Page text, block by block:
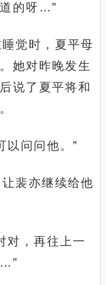
的呀…”
睡觉时，夏平母
她对昨晚发生
说了夏平将和
以问问他。”
裴亦继续给他
对，再往上一